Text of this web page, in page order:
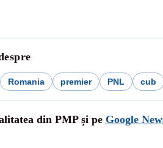
Romania premier PNL cub
din PMP și pe Google